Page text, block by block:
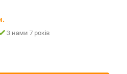
З нами 7 років